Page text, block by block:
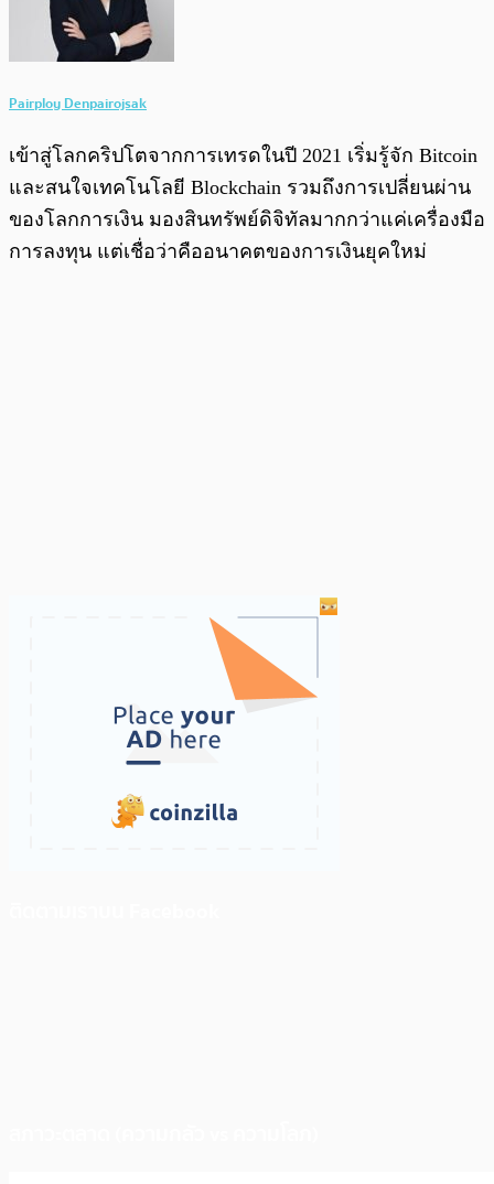
Pairploy Denpairojsak
เข้าสู่โลกคริปโตจากการเทรดในปี 2021 เริ่มรู้จัก Bitcoin
และสนใจเทคโนโลยี Blockchain รวมถึงการเปลี่ยนผ่าน
ของโลกการเงิน มองสินทรัพย์ดิจิทัลมากกว่าแค่เครื่องมือ
การลงทุน แต่เชื่อว่าคืออนาคตของการเงินยุคใหม่